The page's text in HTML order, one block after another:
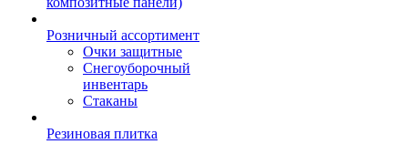
Розничный ассортимент
Очки защитные
Снегоуборочный
инвентарь
Стаканы
Резиновая плитка